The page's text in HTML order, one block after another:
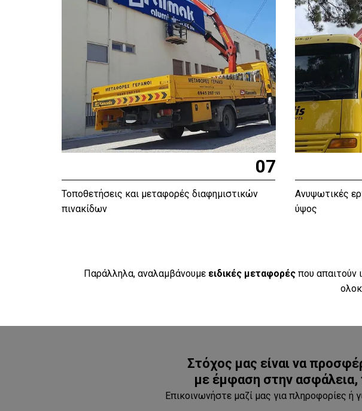
07
Τοποθετήσεις και μεταφορές διαφημιστικών
πινακίδων
Ανυψωτικές
ύψος
Παράλληλα, αναλαμβάνουμε ειδικές μεταφορέςπου απαιτούν
Στόχος μας είναι να
με έμφαση στην ασφάλεια,
Επικοινωνήστε μαζί μας για πληροφορίες ή